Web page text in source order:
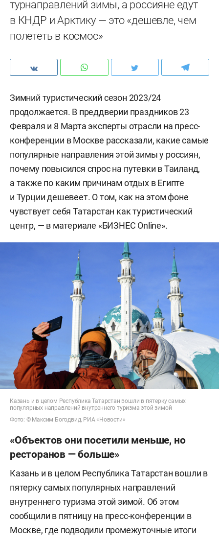
турнаправлений зимы, а россияне едут
в КНДР и Арктику — это «дешевле, чем
полететь в космос»
Зимний туристический сезон 2023/24
продолжается. В преддверии праздников 23
Февраля и 8 Марта эксперты отрасли на пресс-
конференции в Москве рассказали, какие самые
популярные направления этой зимы у россиян,
почему повысился спрос на путевки в Таиланд,
а также по каким причинам отдых в Египте
и Турции дешевеет. О том, как на этом фоне
чувствует себя Татарстан как туристический
центр, — в материале «БИЗНЕС Online».
Казань и в целом Республика Татарстан вошли в пятерку самых
популярных направлений внутреннего туризма этой зимой
Фото: © Максим Богодвид, РИА «Новости»
«Объектов они посетили меньше, но
ресторанов — больше»
Казань и в целом Республика Татарстан вошли в
пятерку самых популярных направлений
внутреннего туризма этой зимой. Об этом
сообщили в пятницу на пресс-конференции в
Москве, где подводили промежуточные итоги